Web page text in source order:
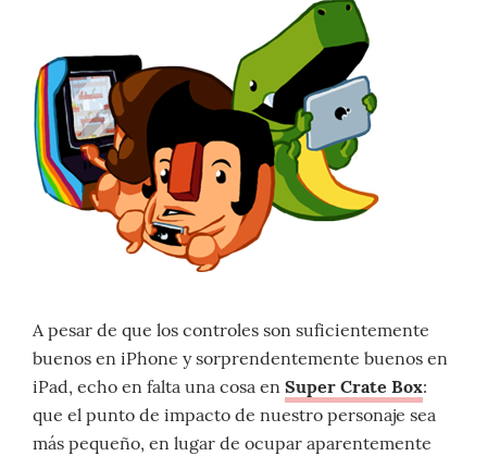
A pesar de que los controles son suficientemente
buenos en iPhone y sorprendentemente buenos en
iPad, echo en falta una cosa en Super Crate Box:
que el punto de impacto de nuestro personaje sea
más pequeño, en lugar de ocupar aparentemente